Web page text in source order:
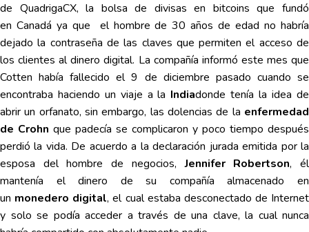
de QuadrigaCX, la bolsa de divisas en bitcoins que fundó
en Canadá ya que el hombre de 30 años de edad no habría
dejado la contraseña de las claves que permiten el acceso de
los clientes al dinero digital. La compañía informó este mes que
Cotten había fallecido el 9 de diciembre pasado cuando se
encontraba haciendo un viaje a la Indiadonde tenía la idea de
abrir un orfanato, sin embargo, las dolencias de la enfermedad
de Crohn que padecía se complicaron y poco tiempo después
perdió la vida. De acuerdo a la declaración jurada emitida por la
esposa del hombre de negocios,Jennifer Robertson, él
mantenía el dinero de su compañía almacenado en
un monedero digital, el cual estaba desconectado de Internet
y solo se podía acceder a través de una clave, la cual nunca